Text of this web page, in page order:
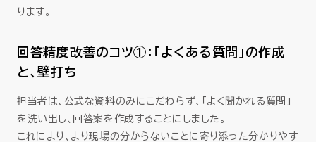
ります。
回答精度改善のコツ①：「よくある質問」の作成
と、壁打ち
担当者は、公式な資料のみにこだわらず、「よく聞かれる質問」
を洗い出し、回答案を作成することにしました。
これにより、より現場の分からないことに寄り添った分かりやす